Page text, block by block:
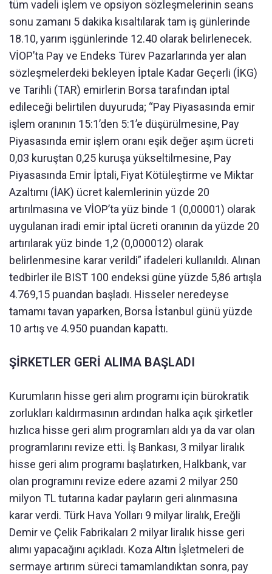
tüm vadeli işlem ve opsiyon sözleşmelerinin seans
sonu zamanı 5 dakika kısaltılarak tam iş günlerinde
18.10, yarım işgünlerinde 12.40 olarak belirlenecek.
VİOP’ta Pay ve Endeks Türev Pazarlarında yer alan
sözleşmelerdeki bekleyen İptale Kadar Geçerli (İKG)
ve Tarihli (TAR) emirlerin Borsa tarafından iptal
edileceği belirtilen duyuruda; “Pay Piyasasında emir
işlem oranının 15:1’den 5:1’e düşürülmesine, Pay
Piyasasında emir işlem oranı eşik değer aşım ücreti
0,03 kuruştan 0,25 kuruşa yükseltilmesine, Pay
Piyasasında Emir İptali, Fiyat Kötüleştirme ve Miktar
Azaltımı (İAK) ücret kalemlerinin yüzde 20
artırılmasına ve VİOP’ta yüz binde 1 (0,00001) olarak
uygulanan iradi emir iptal ücreti oranının da yüzde 20
artırılarak yüz binde 1,2 (0,000012) olarak
belirlenmesine karar verildi” ifadeleri kullanıldı. Alınan
tedbirler ile BIST 100 endeksi güne yüzde 5,86 artışla
4.769,15 puandan başladı. Hisseler neredeyse
tamamı tavan yaparken, Borsa İstanbul günü yüzde
10 artış ve 4.950 puandan kapattı.
ŞİRKETLER GERİ ALIMA BAŞLADI
Kurumların hisse geri alım programı için bürokratik
zorlukları kaldırmasının ardından halka açık şirketler
hızlıca hisse geri alım programları aldı ya da var olan
programlarını revize etti. İş Bankası, 3 milyar liralık
hisse geri alım programı başlatırken, Halkbank, var
olan programını revize edere azami 2 milyar 250
milyon TL tutarına kadar payların geri alınmasına
karar verdi. Türk Hava Yolları 9 milyar liralık, Ereğli
Demir ve Çelik Fabrikaları 2 milyar liralık hisse geri
alımı yapacağını açıkladı. Koza Altın İşletmeleri de
sermaye artırım süreci tamamlandıktan sonra, pay